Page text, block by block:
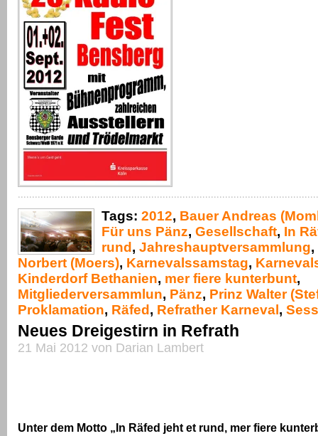
Tags: 2012, Bauer Andreas
Für uns Pänz, Gesellschaft, In
rund , Jahreshauptversammlung,
Norbert (Moers), Karnevalssamstag,
Kinderdorf Bethanien, mer fiere kunterbunt,
Mitgliederversammlun, Pänz, Prinz Walter
Proklamation, Räfed , Refrather Karneval ,
Neues Dreigestirn in Refrath
21 Mai 2012 von Darian Lambert
Unter dem Motto „In Räfed jeht et rund, mer fiere